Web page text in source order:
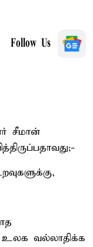
Follow Us
சீமான்
உலக வல்லாதிக்க